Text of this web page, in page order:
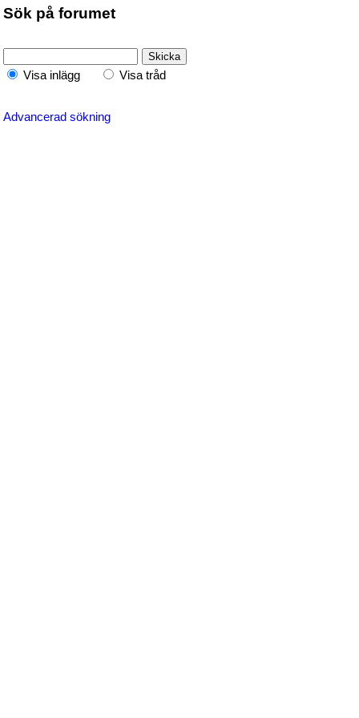
Sök på forumet
Visa inlägg Visa tråd
Advancerad sökning